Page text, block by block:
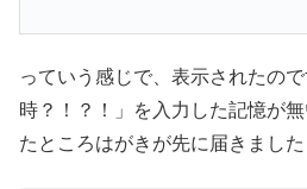
っていう感じで、表示されたの
時？！？！」を入力した記憶が
たところはがきが先に届きました